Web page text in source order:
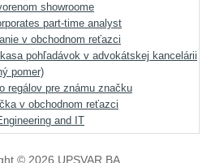
showroome
part-time analyst
v obchodnom reťazci
pohľadávok v advokátskej kancelárii
pomer)
regálov pre známu značku
v obchodnom reťazci
and IT
© 2026 UPSVAR BA